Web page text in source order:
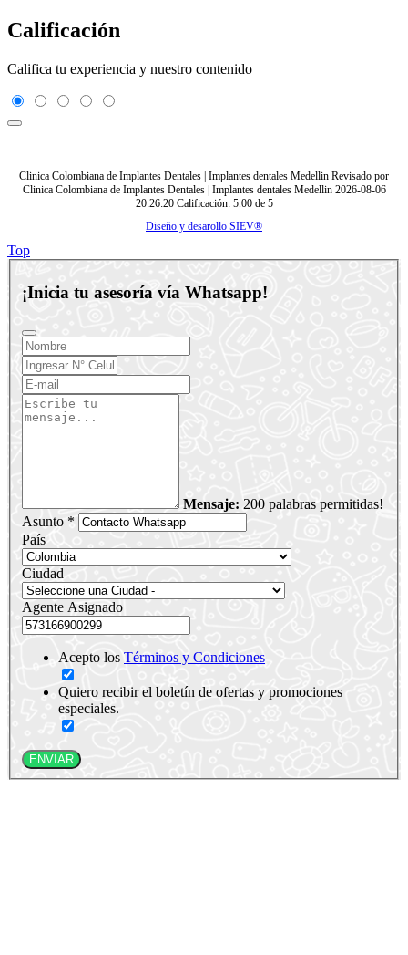
Calificación
Califica tu experiencia y nuestro contenido
Clinica Colombiana de Implantes Dentales | Implantes dentales Medellin Revisado por
Clinica Colombiana de Implantes Dentales | Implantes dentales Medellin 2026-08-06
20:26:20 Calificación: 5.00 de 5
Diseño y desarollo SIEV®
Top
¡Inicia tu asesoría vía Whatsapp!
Mensaje: 200 palabras permitidas!
Asunto *
País
Ciudad
Agente Asignado
Acepto los Términos y Condiciones
Quiero recibir el boletín de ofertas y promociones
especiales.
ENVIAR